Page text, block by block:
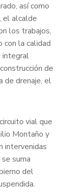
así como
el alcalde
los trabajos,
con la calidad
integral
de
de drenaje, el
vial que
Montaño y
intervenidas
suma
del